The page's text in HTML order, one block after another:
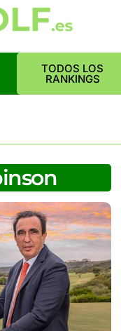
TODOS LOS
RANKINGS